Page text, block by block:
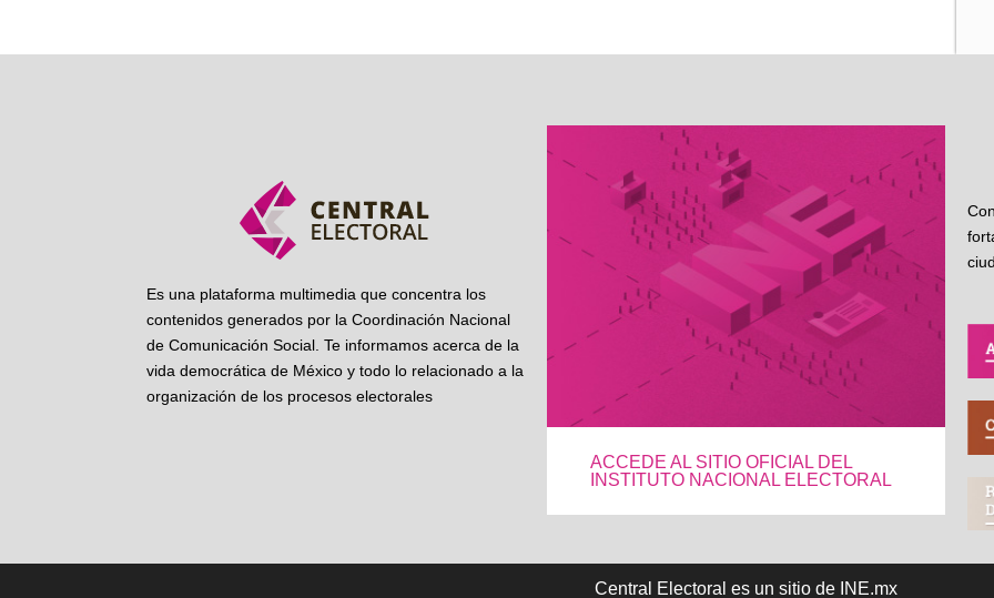
Es una plataforma multimedia que concentra los
contenidos generados por la Coordinación Nacional
de Comunicación Social. Te informamos acerca de la
vida democrática de México y todo lo relacionado a la
organización de los procesos electorales
ACCEDE AL SITIO OFICIAL DEL
INSTITUTO NACIONAL ELECTORAL
Central Electoral es un sitio de INE.mx